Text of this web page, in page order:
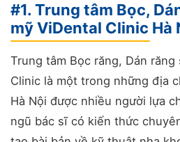
#1. Trung tâm Bọc,
mỹ ViDental Clinic Hà
Trung tâm Bọc răng, Dán
Clinic là một trong những địa
Hà Nội được nhiều người lựa
ngũ bác sĩ có kiến thức